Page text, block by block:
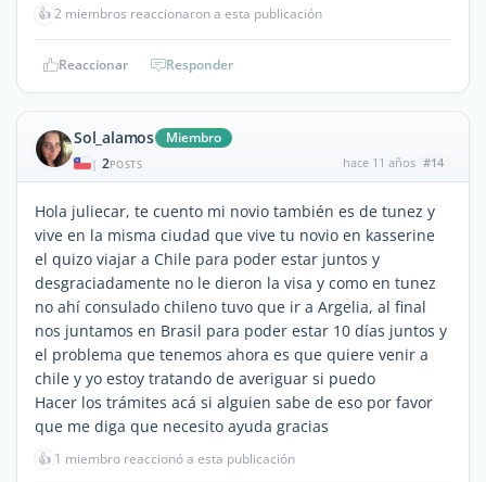
👍2 miembros reaccionaron a esta publicación
Reaccionar Responder
Sol_alamos Miembro
| 2POSTS hace 11 años #14
Hola juliecar, te cuento mi novio también es de tunez y
vive en la misma ciudad que vive tu novio en kasserine
el quizo viajar a Chile para poder estar juntos y
desgraciadamente no le dieron la visa y como en tunez
no ahí consulado chileno tuvo que ir a Argelia, al final
nos juntamos en Brasil para poder estar 10 días juntos y
el problema que tenemos ahora es que quiere venir a
chile y yo estoy tratando de averiguar si puedo
Hacer los trámites acá si alguien sabe de eso por favor
que me diga que necesito ayuda gracias
👍 1 miembro reaccionó a esta publicación